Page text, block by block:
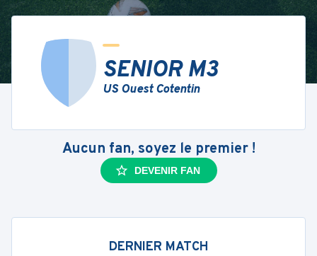
SENIOR M3
US Ouest Cotentin
Aucun fan, soyez le premier !
DEVENIR FAN
DERNIER MATCH